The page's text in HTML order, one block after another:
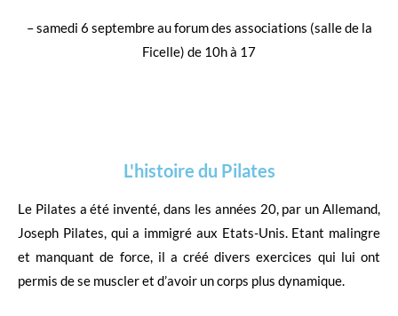
– samedi 6 septembre au forum des associations (salle de la
Ficelle) de 10h à 17
L'histoire du Pilates
Le Pilates a été inventé, dans les années 20, par un Allemand,
Joseph Pilates, qui a immigré aux Etats-Unis. Etant malingre
et manquant de force, il a créé divers exercices qui lui ont
permis de se muscler et d’avoir un corps plus dynamique.